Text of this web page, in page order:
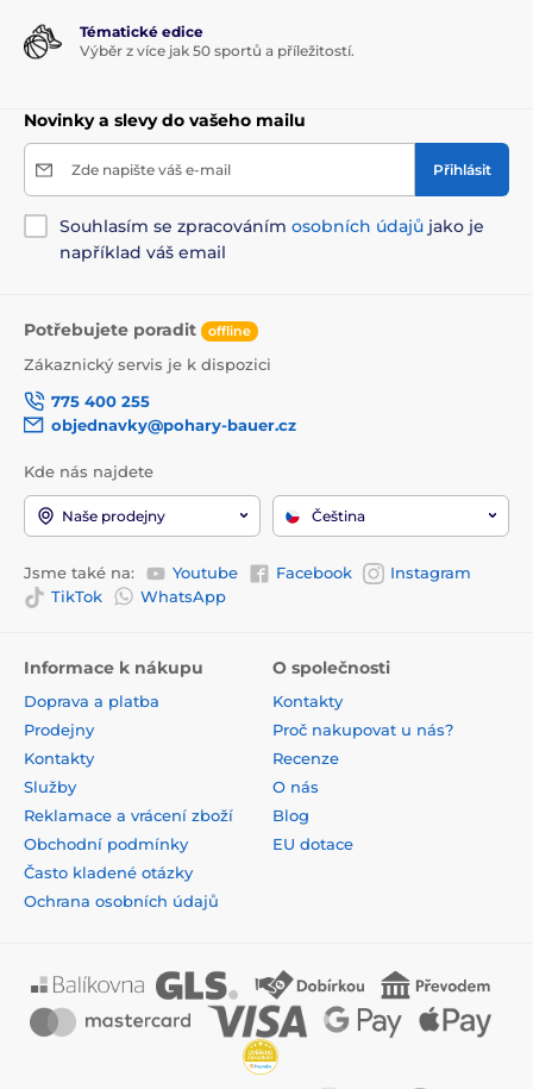
Tématické edice
Výběr z více jak 50 sportů a příležitostí.
Novinky a slevy do vašeho mailu
Zde napište váš e-mail Přihlásit
Souhlasím se zpracováním osobních údajů jako je
například váš email
Potřebujete poradit offline
Zákaznický servis je k dispozici
775 400 255
objednavky@pohary-bauer.cz
Kde nás najdete
Naše prodejny Čeština
Jsme také na: Youtube Facebook
Instagram
TikTok
WhatsApp
Informace k nákupu
Doprava a platba
Prodejny
Kontakty
Služby
Reklamace a vrácení zboží
Obchodní podmínky
Často kladené otázky
Ochrana osobních údajů
O společnosti
Kontakty
Proč nakupovat u nás?
Recenze
O nás
Blog
EU dotace